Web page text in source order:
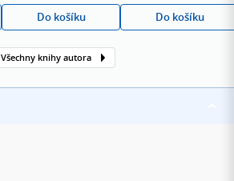
Do košíku
Do košíku
Všechny knihy autora